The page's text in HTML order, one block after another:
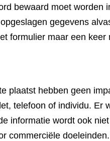
bewaard moet worden
gegevens
formulier maar een keer
plaatst hebben geen
telefoon of individu. Er
informatie wordt ook
commerciële